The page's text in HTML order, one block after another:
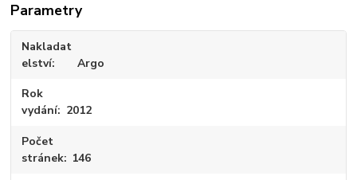
Parametry
Nakladat
elství
Argo
Rok
vydání
2012
Počet
stránek
146